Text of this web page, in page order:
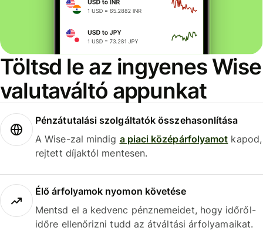
Töltsd le az ingyenes Wise
valutaváltó appunkat
Pénzátutalási szolgáltatók összehasonlítása
A Wise-zal mindig a piaci középárfolyamot kapod,
rejtett díjaktól mentesen.
Élő árfolyamok nyomon követése
Mentsd el a kedvenc pénznemeidet, hogy időről-
időre ellenőrizni tudd az átváltási árfolyamaikat.